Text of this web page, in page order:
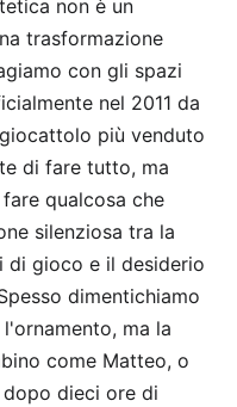
non è un
trasformazione
con gli spazi
nel 2011 da
più venduto
di fare tutto, ma
qualcosa che
silenziosa tra la
di gioco e il desiderio
dimentichiamo
ma la
come Matteo, o
dieci ore di